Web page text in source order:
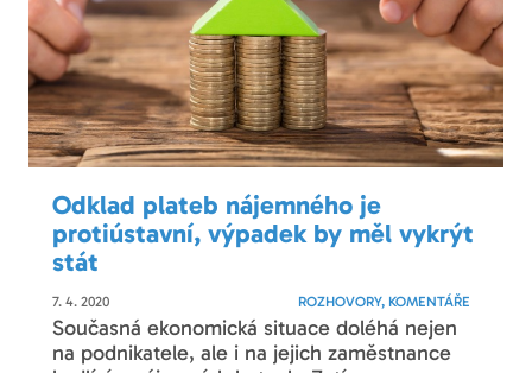
Odklad plateb nájemného je
protiústavní, výpadek by měl vykrýt
stát
7. 4. 2020 ROZHOVORY, KOMENTÁŘE
Současná ekonomická situace doléhá nejen
na podnikatele, ale i na jejich zaměstnance